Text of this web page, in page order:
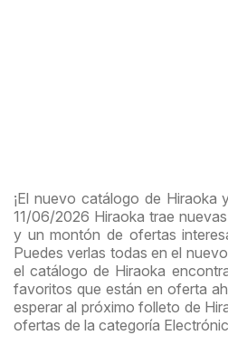
¡El nuevo catálogo de Hiraoka
11/06/2026 Hiraoka trae
y un montón de ofertas
Puedes verlas todas en el
el catálogo de Hiraoka
favoritos que están en oferta
esperar al próximo folleto de
ofertas de la categoría